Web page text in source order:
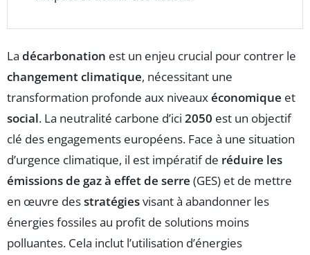
La décarbonation est un enjeu crucial pour contrer le
changement climatique, nécessitant une
transformation profonde aux niveauxéconomique et
social. La neutralité carbone d’ici 2050 est un objectif
clé des engagements européens. Face à une situation
d’urgence climatique, il est impératif de réduire les
émissions de gaz à effet de serre (GES) et de mettre
en œuvre desstratégiesvisant à abandonner les
énergies fossiles au profit de solutions moins
polluantes. Cela inclut l’utilisation d’énergies